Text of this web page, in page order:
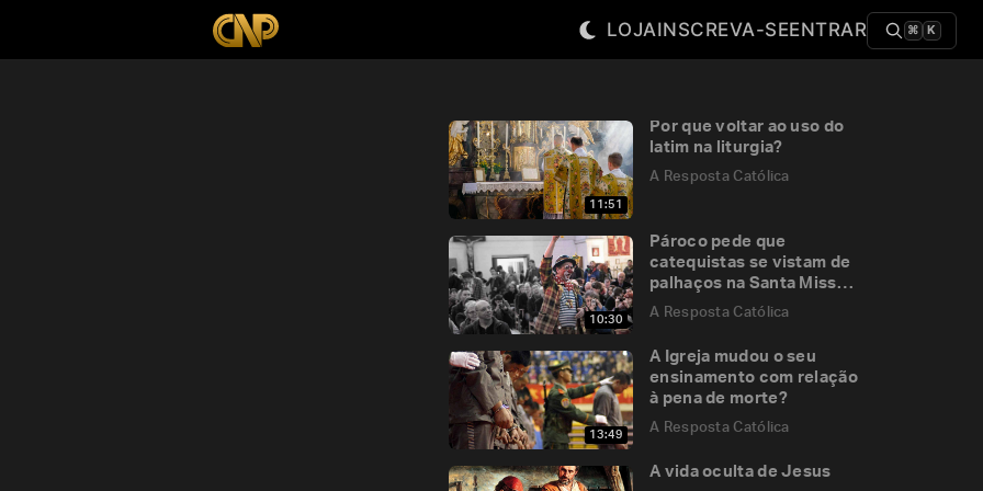
LOJAINSCREVA-SEENTRAR ⌘ K
11:51
Por que voltar ao uso do
latim na liturgia?
A Resposta Católica
10:30
Pároco pede que
catequistas se vistam de
palhaços na Santa Missa,
o que fazer?
A Resposta Católica
13:49
A Igreja mudou o seu
ensinamento com relação
à pena de morte?
A Resposta Católica
A vida oculta de Jesus